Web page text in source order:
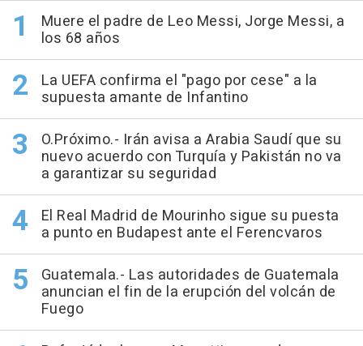
Muere el padre de Leo Messi, Jorge Messi, a
los 68 años
La UEFA confirma el "pago por cese" a la
supuesta amante de Infantino
O.Próximo.- Irán avisa a Arabia Saudí que su
nuevo acuerdo con Turquía y Pakistán no va
a garantizar su seguridad
El Real Madrid de Mourinho sigue su puesta
a punto en Budapest ante el Ferencvaros
Guatemala.- Las autoridades de Guatemala
anuncian el fin de la erupción del volcán de
Fuego